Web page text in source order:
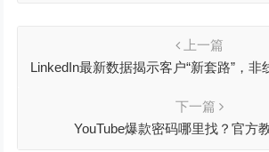
上一篇
LinkedIn最新数据揭示客户“新套路”，非
下一篇
YouTube爆款密码哪里找？官方